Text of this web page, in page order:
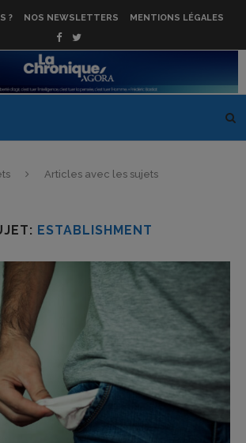
? NOS NEWSLETTERS MENTIONS LÉGALES
Articles avec les sujets
ESTABLISHMENT